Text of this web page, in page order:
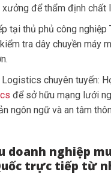
để thẩm định chất
tại thủ phủ công nghiệp
tra dây chuyền máy
chuyên tuyến:
để sở hữu mạng lưới
ngôn ngữ và an tâm
doanh nghiệp
trực tiếp từ